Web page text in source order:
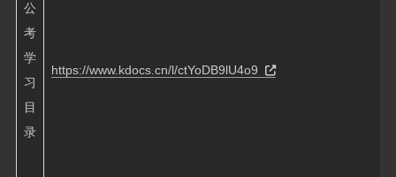
公
考
学
习
目
录
https://www.kdocs.cn/l/ctYoDB9lU4o9